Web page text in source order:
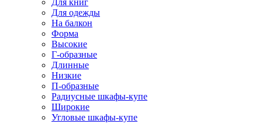
Для книг
Для одежды
На балкон
Форма
Высокие
Г-образные
Длинные
Низкие
П-образные
Радиусные шкафы-купе
Широкие
Угловые шкафы-купе